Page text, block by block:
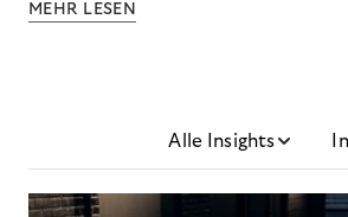
MEHR LESEN
Alle Insights